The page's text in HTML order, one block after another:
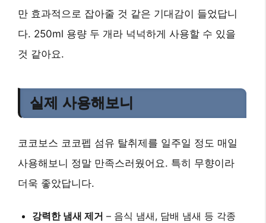
만 효과적으로 잡아줄 것 같은 기대감이 들었답니
다. 250ml 용량 두 개라 넉넉하게 사용할 수 있을
것 같아요.
실제 사용해보니
코코보스 코코펩 섬유 탈취제를 일주일 정도 매일
사용해보니 정말 만족스러웠어요. 특히 무향이라
더욱 좋았답니다.
강력한 냄새 제거 – 음식 냄새, 담배 냄새 등 각종